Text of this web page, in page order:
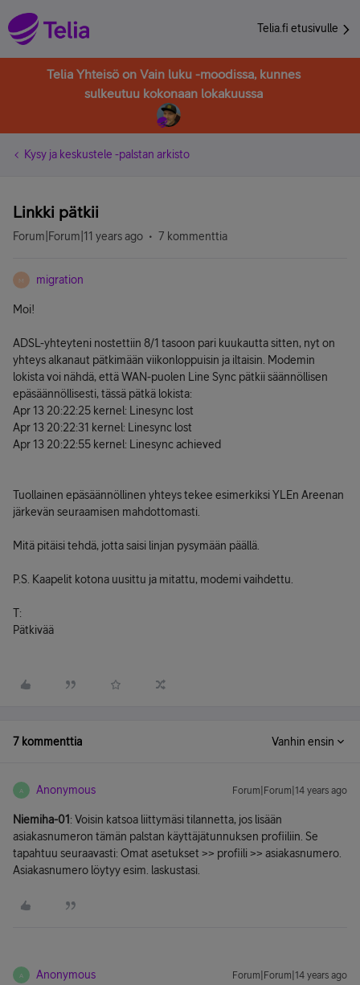
Telia.fi etusivulle
Telia Yhteisö on Vain luku -moodissa, kunnes
sulkeutuu kokonaan lokakuussa
Kysy ja keskustele -palstan arkisto
Linkki pätkii
Forum|Forum|11 years ago 7 kommenttia
M migration
Moi!
ADSL-yhteyteni nostettiin 8/1 tasoon pari kuukautta sitten, nyt on
yhteys alkanaut pätkimään viikonloppuisin ja iltaisin. Modemin
lokista voi nähdä, että WAN-puolen Line Sync pätkii säännöllisen
epäsäännöllisesti, tässä pätkä lokista:
Apr 13 20:22:25 kernel: Linesync lost
Apr 13 20:22:31 kernel: Linesync lost
Apr 13 20:22:55 kernel: Linesync achieved
Tuollainen epäsäännöllinen yhteys tekee esimerkiksi YLEn Areenan
järkevän seuraamisen mahdottomasti.
Mitä pitäisi tehdä, jotta saisi linjan pysymään päällä.
P.S. Kaapelit kotona uusittu ja mitattu, modemi vaihdettu.
T:
Pätkivää
7 kommenttia Vanhin ensin
A Anonymous Forum|Forum|14 years ago
Niemiha-01 : Voisin katsoa liittymäsi tilannetta, jos lisään
asiakasnumeron tämän palstan käyttäjätunnuksen profiiliin. Se
tapahtuu seuraavasti: Omat asetukset >> profiili >> asiakasnumero.
Asiakasnumero löytyy esim. laskustasi.
A Anonymous Forum|Forum|14 years ago